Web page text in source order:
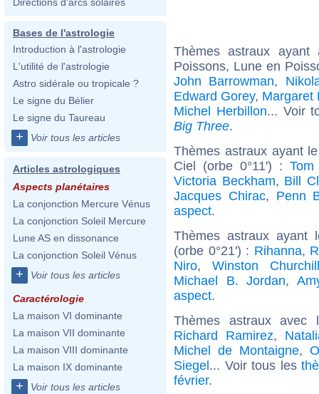
Bases de l'astrologie
Introduction à l'astrologie
L'utilité de l'astrologie
Astro sidérale ou tropicale ?
Le signe du Bélier
Le signe du Taureau
+ Voir tous les articles
Articles astrologiques
Aspects planétaires
La conjonction Mercure Vénus
La conjonction Soleil Mercure
Lune AS en dissonance
La conjonction Soleil Vénus
+ Voir tous les articles
Caractérologie
La maison VI dominante
La maison VII dominante
La maison VIII dominante
La maison IX dominante
+ Voir tous les articles
Thèmes astraux
Poissons, Lune en
John Barrowman,
Edward Gorey, Margaret
Michel Herbillon... Voir
Big Three.
Thèmes astraux ayant
Ciel (orbe 0°11') : Tom
Victoria Beckham, Bill
Jacques Chirac, Penn
aspect.
Thèmes astraux ayant
(orbe 0°21') : Rihanna,
Niro, Winston Churchill
Michael B. Jordan,
aspect.
Thèmes astraux
Richard Ramirez,
Michel de Montaigne,
Siegel... Voir tous les
février.